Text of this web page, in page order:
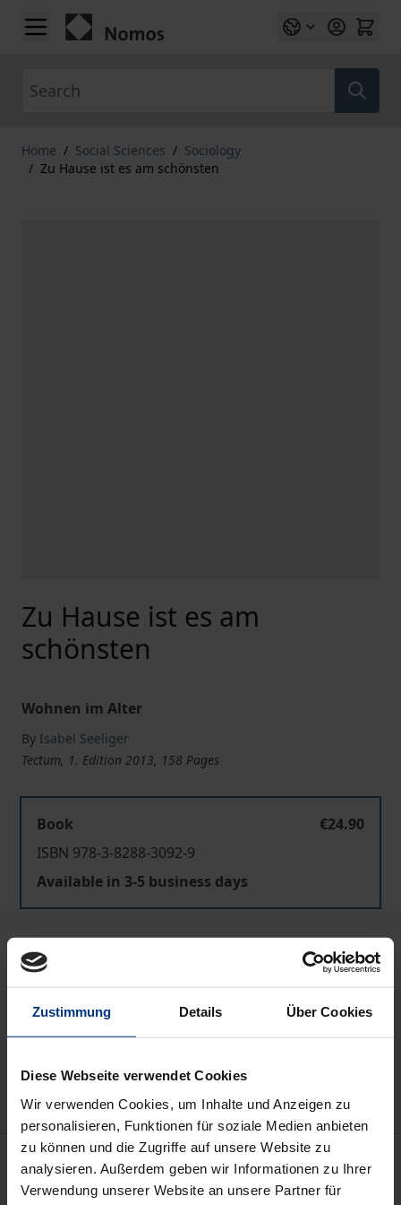
Zustimmung Details Über Cookies
Diese Webseite verwendet Cookies
Wir verwenden Cookies, um Inhalte und Anzeigen zu
personalisieren, Funktionen für soziale Medien anbieten
zu können und die Zugriffe auf unsere Website zu
analysieren. Außerdem geben wir Informationen zu Ihrer
Verwendung unserer Website an unsere Partner für
Skip to Content
Home / Social Sciences / Sociology
/ Zu Hause ist es am schönsten
Zu Hause ist es am
schönsten
Wohnen im Alter
By Isabel Seeliger
Tectum, 1. Edition 2013, 158 Pages
Book
€24.90
ISBN 978-3-8288-3092-9
Available in 3-5 business days
may vary at checkout.
Add to Cart
Add to Wish List
Description